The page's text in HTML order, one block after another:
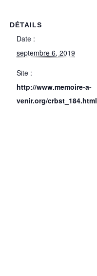
DÉTAILS
Date :
septembre 6, 2019
Site :
http://www.memoire-a-
venir.org/crbst_184.html